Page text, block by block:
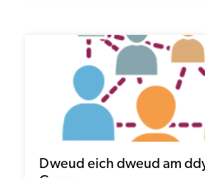
Dweud eich dweud am